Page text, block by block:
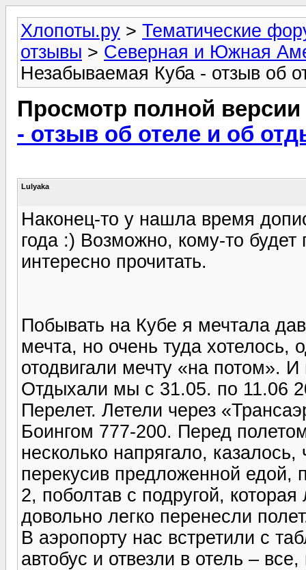
Хлопоты.ру > Тематические
отзывы > Северная и Южная
Незабываемая Куба - отзыв об
Просмотр полной
- отзыв об отеле и об
Lulyaka
Наконец-то у нашла время
года :) Возможно, кому-то
интересно прочитать.
Побывать на Кубе я мечтала
мечта, но очень туда хотелось,
отодвигали мечту «на потом».
Отдыхали мы с 31.05. по 11.06
Перелет. Летели через
Боингом 777-200. Перед
несколько напрягало,
перекусив предложенной едой,
2, поболтав с подругой,
довольно легко перенесли
В аэропорту нас встретили с
автобус и отвезли в отель – все,